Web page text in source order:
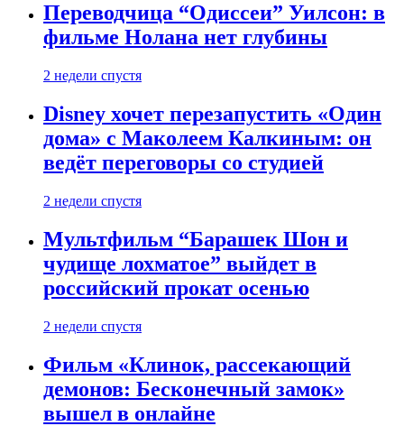
Переводчица “Одиссеи” Уилсон: в
фильме Нолана нет глубины
2 недели спустя
Disney хочет перезапустить «Один
дома» с Маколеем Калкиным: он
ведёт переговоры со студией
2 недели спустя
Мультфильм “Барашек Шон и
чудище лохматое” выйдет в
российский прокат осенью
2 недели спустя
Фильм «Клинок, рассекающий
демонов: Бесконечный замок»
вышел в онлайне